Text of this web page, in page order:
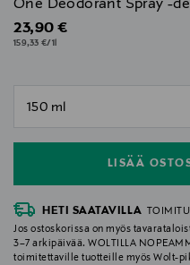
One Deodorant Spray -
Original Price
23,90 €
159,33 €/1l
LISÄÄ
null
HETI SAATAVILLA
Jos ostoskorissa on myös
3–7 arkipäivää. WOLTILLA
toimitettaville tuotteille myös Wolt-